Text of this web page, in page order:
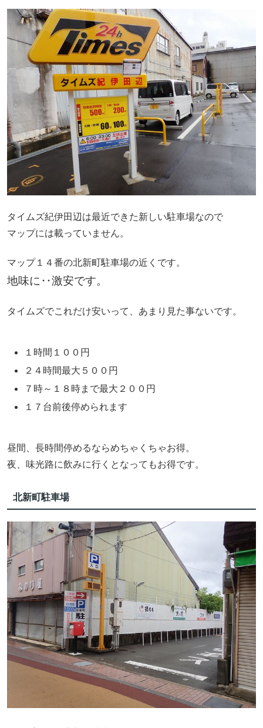
タイムズ紀伊田辺は最近できた新しい駐車場なので
マップには載っていません。
マップ１４番の北新町駐車場の近くです。
地味に‥激安です。
タイムズでこれだけ安いって、あまり見た事ないです。
１時間１００円
２４時間最大５００円
７時～１８時まで最大２００円
１７台前後停められます
昼間、長時間停めるならめちゃくちゃお得。
夜、味光路に飲みに行くとなってもお得です。
北新町駐車場